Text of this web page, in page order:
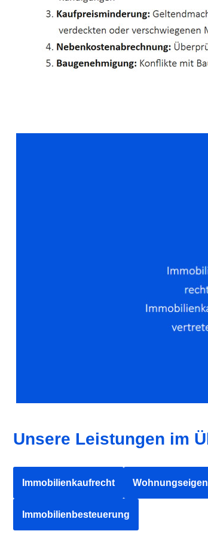
Unsere Leistungen im
Immobilienkaufrecht
Immobilienbesteuerung